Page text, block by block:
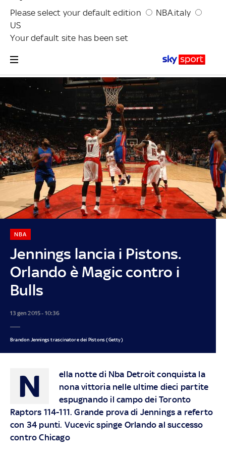
Please select your default edition
NBA.italy
US
Your default site has been set
Jennings lancia i Pistons.
Orlando è Magic contro i
Bulls
NBA
13 gen 2015 - 10:36
Brandon Jennings trascinatore dei Pistons (Getty)
N
ella notte di Nba Detroit conquista la
nona vittoria nelle ultime dieci partite
espugnando il campo dei Toronto
Raptors 114-111. Grande prova di Jennings a referto
con 34 punti. Vucevic spinge Orlando al successo
contro Chicago